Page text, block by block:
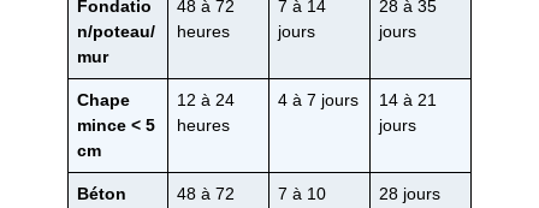
Fondatio
n/poteau/
mur
48 à 72
heures
7 à 14
jours
28 à 35
jours
Chape
mince < 5
cm
12 à 24
heures
4 à 7 jours
14 à 21
jours
Béton
48 à 72
7 à 10
28 jours